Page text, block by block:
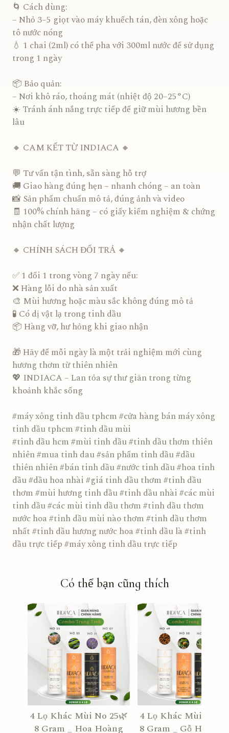
🌀 Cách dùng:
– Nhỏ 3–5 giọt vào máy khuếch tán, đèn xông hoặc
tô nước nóng
💧 1 chai (2ml) có thể pha với 300ml nước để sử dụng
trong 1 ngày
📦 Bảo quản:
– Nơi khô ráo, thoáng mát (nhiệt độ 20–25°C)
☀️ Tránh ánh nắng trực tiếp để giữ mùi hương bền
lâu
🔸 CAM KẾT TỪ INDIACA 🔸
💬 Tư vấn tận tình, sẵn sàng hỗ trợ
🚚 Giao hàng đúng hẹn – nhanh chóng – an toàn
📸 Sản phẩm chuẩn mô tả, đúng ảnh và video
🧾 100% chính hãng – có giấy kiểm nghiệm & chứng
nhận chất lượng
🔸 CHÍNH SÁCH ĐỔI TRẢ 🔸
✅ 1 đổi 1 trong vòng 7 ngày nếu:
❌ Hàng lỗi do nhà sản xuất
🎨 Mùi hương hoặc màu sắc không đúng mô tả
🧪 Có dị vật lạ trong tinh dầu
📦 Hàng vỡ, hư hỏng khi giao nhận
🎁 Hãy để mỗi ngày là một trải nghiệm mới cùng
hương thơm từ thiên nhiên
💖 INDIACA – Lan tỏa sự thư giãn trong từng
khoảnh khắc sống
#máy xông tinh dầu tphcm #cửa hàng bán máy xông
tinh dầu tphcm #tinh dầu mùi
#tinh dầu hcm #mùi tinh dầu #tinh dầu thơm thiên
nhiên #mua tinh dau #sản phẩm tinh dầu #dầu
thiên nhiên #bán tinh dầu #nước tinh dầu #hoa tinh
dầu #dầu hoa nhài #giá tinh dầu thơm #tinh dầu
thơm #mùi hương tinh dầu #tinh dầu nhài #các mùi
tinh dầu #các mùi tinh dầu thơm #tinh dầu thơm
nước hoa #tinh dầu mùi nào thơm #tinh dầu thơm
nhất #tinh dầu hương nước hoa #tinh dầu là #tinh
dầu trực tiếp #máy xông tinh dầu trực tiếp
Có thể bạn cũng thích
4 Lọ Khác Mùi No 25🌿
8 Gram _ Hoa Hoàng
4 Lọ Khác Mùi No
8 Gram _ Gỗ Hổ